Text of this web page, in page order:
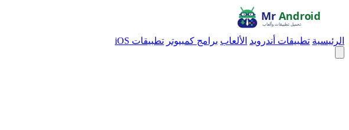
الرئيسية تطبيقات أندرويد الألعاب برامج كمبيوتر تطبيقات iOS